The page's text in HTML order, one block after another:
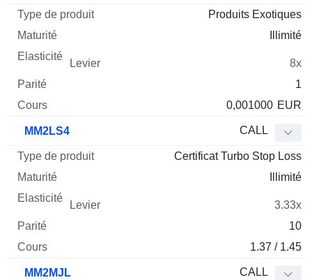
Produits Exotiques
Illimité
8x
1
0,001000 EUR
MM2LS4 CALL
Certificat Turbo Stop Loss
Illimité
3.33x
10
1.37 / 1.45
MM2MJL CALL